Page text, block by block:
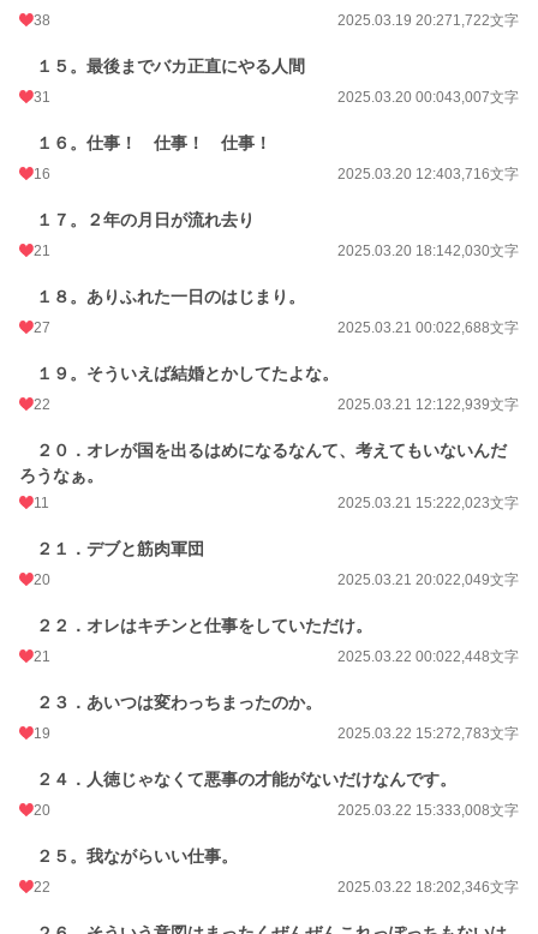
38 2025.03.19 20:271,722文字
１５。最後までバカ正直にやる人間
31 2025.03.20 00:043,007文字
１６。仕事！ 仕事！ 仕事！
16 2025.03.20 12:403,716文字
１７。２年の月日が流れ去り
21 2025.03.20 18:142,030文字
１８。ありふれた一日のはじまり。
27 2025.03.21 00:022,688文字
１９。そういえば結婚とかしてたよな。
22 2025.03.21 12:122,939文字
２０．オレが国を出るはめになるなんて、考えてもいないんだ
ろうなぁ。
11 2025.03.21 15:222,023文字
２１．デブと筋肉軍団
20 2025.03.21 20:022,049文字
２２．オレはキチンと仕事をしていただけ。
21 2025.03.22 00:022,448文字
２３．あいつは変わっちまったのか。
19 2025.03.22 15:272,783文字
２４．人徳じゃなくて悪事の才能がないだけなんです。
20 2025.03.22 15:333,008文字
２５。我ながらいい仕事。
22 2025.03.22 18:202,346文字